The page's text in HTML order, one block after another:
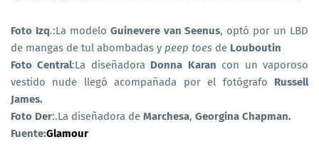
Foto Izq.:La modelo Guinevere van Seenus, optó por un LBD
de mangas de tul abombadas y peep toes de Louboutin
Foto Central:La diseñadora Donna Karan con un vaporoso
vestido nude llegó acompañada por el fotógrafo Russell
James.
Foto Der:.La diseñadora de Marchesa, Georgina Chapman.
Fuente:Glamour